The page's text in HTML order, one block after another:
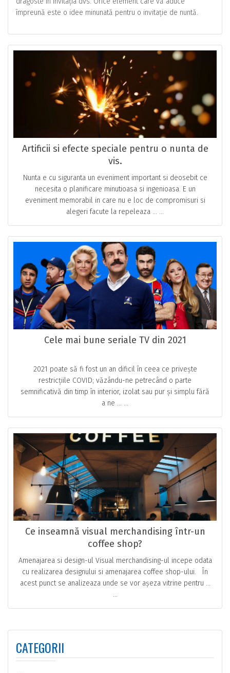
împreună este o idee minunată pentru o invitație de nuntă.
Artificii si efecte speciale pentru o nunta de
vis.
Nunta e cu siguranta un eveniment important si deosebit ce
necesita o planificare minutioasa si ingenioasa. E un
eveniment memorabil in care nu e loc de compromisuri si
alegeri facute la repeleaza … ...
Cele mai bune seriale TV din 2021
2021 poate să fi fost un an dificil în ceea ce privește
restricțiile COVID; văzându-ne petrecând o parte
semnificativă din timp în interior, izolat sau pur și simplu fără
a ne … ...
Ce inseamnă visual merchandising într-un
coffee shop?
Amenajarea si design-ul Visual merchandising-ul incepe odata
cu realizarea designului si amenajarea coffee shop-ului. În
acest punct se analizeaza unde se vor așeza vitrine pentru …
...
CATEGORII